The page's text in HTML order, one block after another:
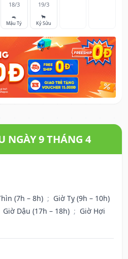
18/3
🐀
Mậu Tý
19/3
🐂
Kỷ Sửu
NGÀY 9 THÁNG 4
(7h – 8h) ; Giờ Tỵ (9h – 10h)
Giờ Dậu (17h – 18h) ; Giờ Hợi